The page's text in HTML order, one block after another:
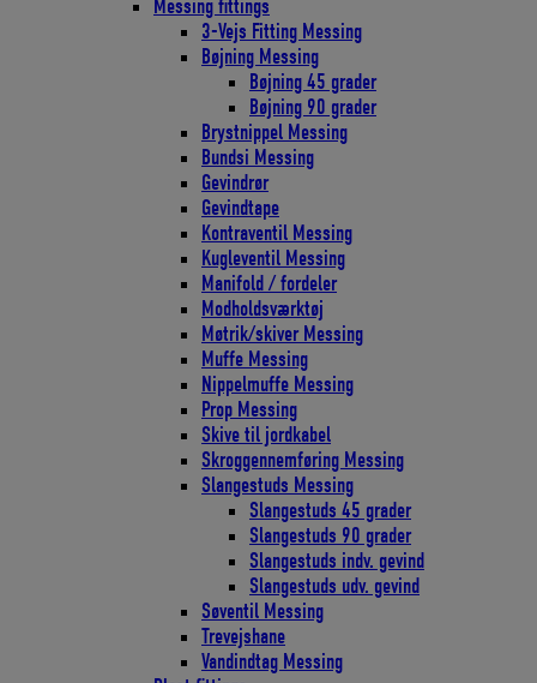
Messing fittings
3-Vejs Fitting Messing
Bøjning Messing
Bøjning 45 grader
Bøjning 90 grader
Brystnippel Messing
Bundsi Messing
Gevindrør
Gevindtape
Kontraventil Messing
Kugleventil Messing
Manifold / fordeler
Modholdsværktøj
Møtrik/skiver Messing
Muffe Messing
Nippelmuffe Messing
Prop Messing
Skive til jordkabel
Skroggennemføring Messing
Slangestuds Messing
Slangestuds 45 grader
Slangestuds 90 grader
Slangestuds indv. gevind
Slangestuds udv. gevind
Søventil Messing
Trevejshane
Vandindtag Messing